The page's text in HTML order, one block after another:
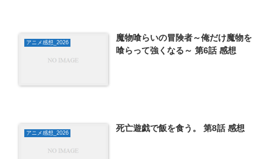
アニメ感想_2026
魔物喰らいの冒険者～俺だけ魔物を
喰らって強くなる～ 第6話 感想
アニメ感想_2026 死亡遊戯で飯を食う。 第8話 感想